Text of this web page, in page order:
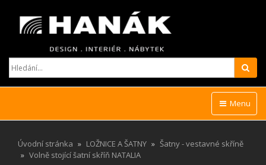
Menu
Úvodní stránka LOŽNICE A ŠATNY
Šatny - vestavné skříně
Volně stojící šatní skříň NATALIA